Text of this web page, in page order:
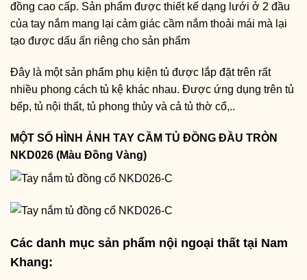
đồng cao cấp. Sản phẩm được thiết kế dạng lưới ở 2 đầu
của tay nắm mang lại cảm giác cầm nắm thoải mái mà lại
tạo được dấu ấn riêng cho sản phẩm
Đây là một sản phẩm phụ kiện tủ được lắp đặt trên rất
nhiều phong cách tủ kệ khác nhau. Được ứng dụng trên tủ
bếp, tủ nội thất, tủ phong thủy và cả tủ thờ cổ,..
MỘT SỐ HÌNH ẢNH TAY CẦM TỦ ĐỒNG ĐẦU TRÒN
NKD026 (Màu Đồng Vàng)
Các danh mục sản phẩm nội ngoại thất tại Nam
Khang: